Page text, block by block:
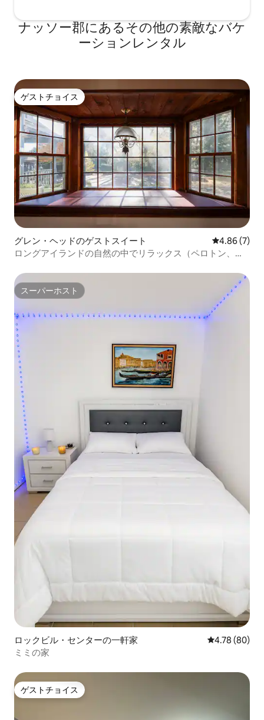
ナッソー郡にあるその他の素敵なバケ
ーションレンタル
ゲストチョイス
ゲストチョイス
グレン・ヘッドのゲストスイート レビュー7
4.86 (7)
ロングアイランドの自然の中でリラックス（ペロトン、共
スーパーホスト
スーパーホスト
ロックビル・センターの一軒家 レビュー80
4.78 (80)
ミミの家
ゲストチョイス
ゲストチョイス